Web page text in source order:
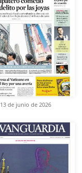
13 de junio de 2026